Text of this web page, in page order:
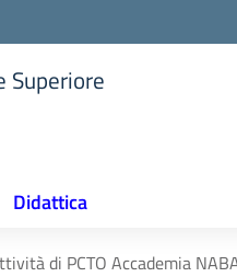
Superiore
Didattica
di PCTO Accademia